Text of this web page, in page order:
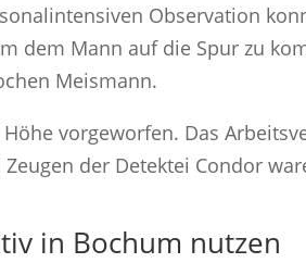
Observation
dem Mann auf die Spur zu
Meismann.
vorgeworfen. Das
der Detektei Condor
in Bochum nutzen